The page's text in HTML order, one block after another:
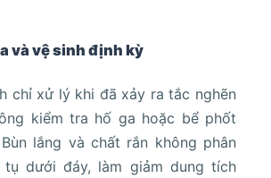
và vệ sinh định kỳ
chỉ xử lý khi đã xảy ra tắc nghẽn
kiểm tra hố ga hoặc bể phốt
lắng và chất rắn không phân
dưới đáy, làm giảm dung tích